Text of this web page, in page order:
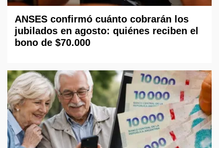
ANSES confirmó cuánto cobrarán los
jubilados en agosto: quiénes reciben el
bono de $70.000